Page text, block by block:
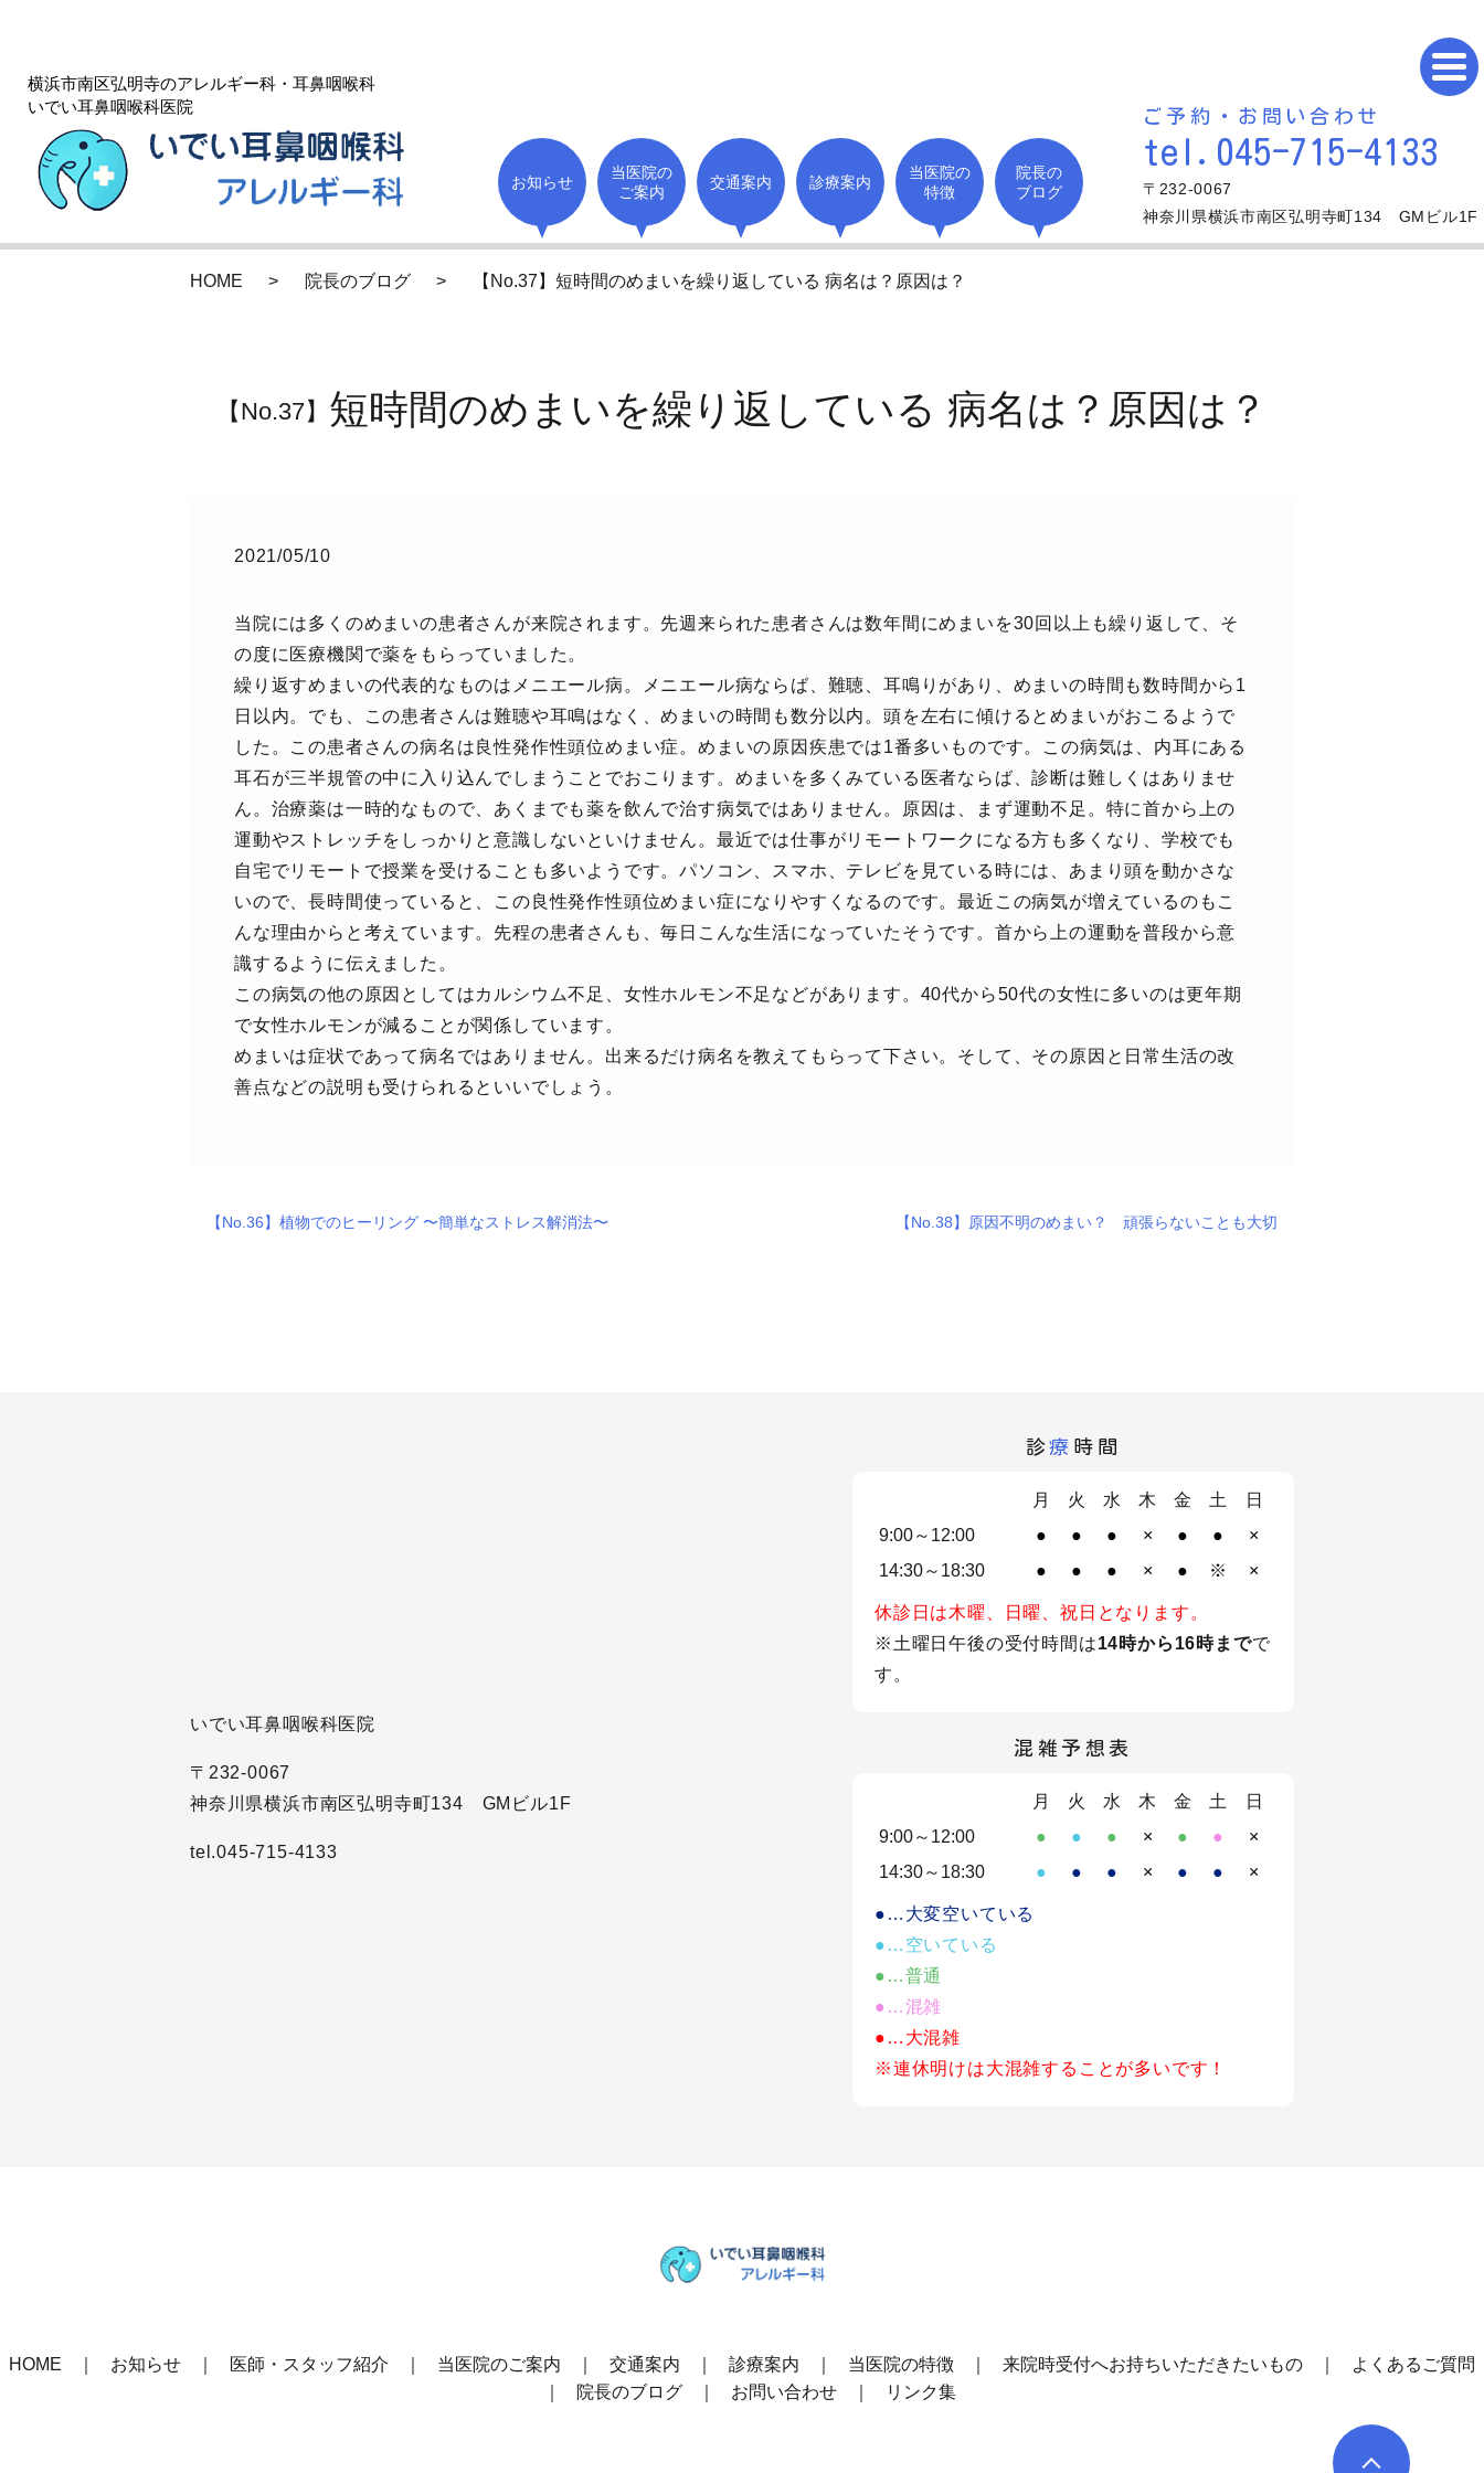
横浜市南区弘明寺のアレルギー科・耳鼻咽喉科
いでい耳鼻咽喉科医院
お知らせ
当医院の
ご案内
交通案内 診療案内
当医院の
特徴
院長の
ブログ
ご予約・お問い合わせ
tel.045-715-4133
〒232-0067
神奈川県横浜市南区弘明寺町134 GMビル1F
HOME 院長のブログ 【No.37】短時間のめまいを繰り返している 病名は？原因は？
【No.37】 短時間のめまいを繰り返している 病名は？原因は？
2021/05/10
当院には多くのめまいの患者さんが来院されます。先週来られた患者さんは数年間にめまいを30回以上も繰り返して、そ
の度に医療機関で薬をもらっていました。
繰り返すめまいの代表的なものはメニエール病。メニエール病ならば、難聴、耳鳴りがあり、めまいの時間も数時間から1
日以内。でも、この患者さんは難聴や耳鳴はなく、めまいの時間も数分以内。頭を左右に傾けるとめまいがおこるようで
した。この患者さんの病名は良性発作性頭位めまい症。めまいの原因疾患では1番多いものです。この病気は、内耳にある
耳石が三半規管の中に入り込んでしまうことでおこります。めまいを多くみている医者ならば、診断は難しくはありませ
ん。治療薬は一時的なもので、あくまでも薬を飲んで治す病気ではありません。原因は、まず運動不足。特に首から上の
運動やストレッチをしっかりと意識しないといけません。最近では仕事がリモートワークになる方も多くなり、学校でも
自宅でリモートで授業を受けることも多いようです。パソコン、スマホ、テレビを見ている時には、あまり頭を動かさな
いので、長時間使っていると、この良性発作性頭位めまい症になりやすくなるのです。最近この病気が増えているのもこ
んな理由からと考えています。先程の患者さんも、毎日こんな生活になっていたそうです。首から上の運動を普段から意
識するように伝えました。
この病気の他の原因としてはカルシウム不足、女性ホルモン不足などがあります。40代から50代の女性に多いのは更年期
で女性ホルモンが減ることが関係しています。
めまいは症状であって病名ではありません。出来るだけ病名を教えてもらって下さい。そして、その原因と日常生活の改
善点などの説明も受けられるといいでしょう。
【No.36】植物でのヒーリング 〜簡単なストレス解消法〜 【No.38】原因不明のめまい？ 頑張らないことも大切
いでい耳鼻咽喉科医院
〒232-0067
神奈川県横浜市南区弘明寺町134 GMビル1F
tel.045-715-4133
診療 時間
月 火 水 木 金 土
日
9:00～12:00
● ● ● × ● ●
×
14:30～18:30
● ● ● × ● ※ ×
休診日は木曜、日曜、祝日となります。
※土曜日午後の受付時間は14時から16時までで
す。
混雑予想表
月 火 水 木 金 土
日
9:00～12:00
● ● ● × ● ●
×
14:30～18:30
● ● ● × ● ● ×
●…大変空いている
●…空いている
●…普通
●…混雑
●…大混雑
※連休明けは大混雑することが多いです！
HOME お知らせ 医師・スタッフ紹介 当医院のご案内 交通案内 診療案内 当医院の特徴 来院時受付へお持ちいただきたいもの
よくあるご質問
院長のブログ
お問い合わせ リンク集